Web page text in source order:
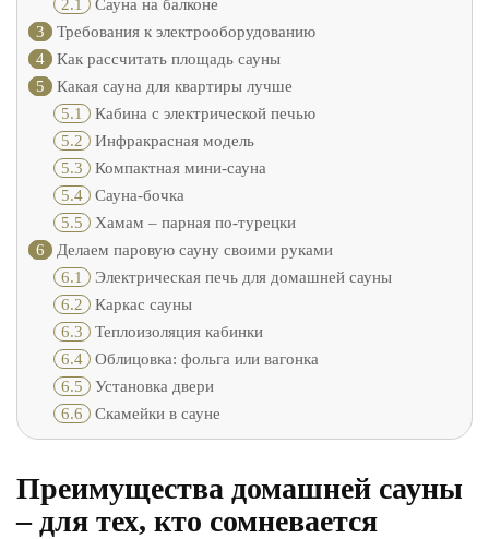
2.1 Сауна на балконе
3
Требования к электрооборудованию
4
Как рассчитать площадь сауны
5
Какая сауна для квартиры лучше
5.1 Кабина с электрической печью
5.2 Инфракрасная модель
5.3 Компактная мини-сауна
5.4 Сауна-бочка
5.5 Хамам – парная по-турецки
6
Делаем паровую сауну своими руками
6.1 Электрическая печь для домашней сауны
6.2 Каркас сауны
6.3 Теплоизоляция кабинки
6.4 Облицовка: фольга или вагонка
6.5 Установка двери
6.6 Скамейки в сауне
Преимущества домашней сауны
– для тех, кто сомневается